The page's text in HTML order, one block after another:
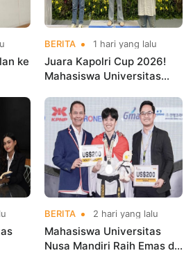
ke
BERITA 1 hari yang lalu
Juara Kapolri Cup 2026!
Mahasiswa Universitas
Nama Kampus di Kejurnas
Taekwondo
BERITA 2 hari yang lalu
Mahasiswa Universitas
Nusa Mandiri Raih Emas di